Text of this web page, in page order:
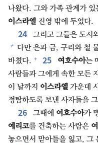
나왔다. 그와 가족 관계가
이스라엘 진영 밖에 두었다.
24⁠ 그리고 그들은 도시
+ 다만 은과 금, 구리와 철
바쳤다. + 25⁠ 여호수아는
사람들과 그에게 속한 모든
이 날까지 이스라엘 가운데
정탐하도록 보낸 사자들을
26⁠ 그때에 여호수아가
예리코를 건축하는 사람은
놓으면서 맏아들을 잃고, 그